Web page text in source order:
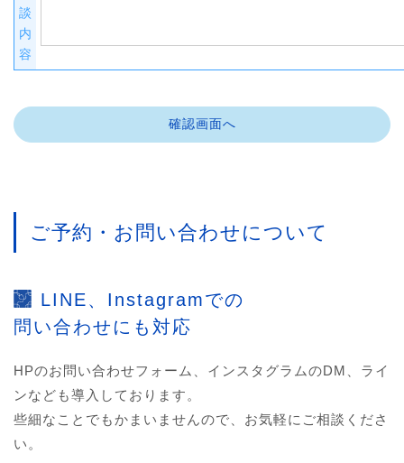
談
内
容
ご予約・お問い合わせについて
LINE、Instagramでの
問い合わせにも対応
HPのお問い合わせフォーム、インスタグラムのDM、ライ
ンなども導入しております。
些細なことでもかまいませんので、お気軽にご相談くださ
い。